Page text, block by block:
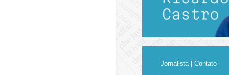
Jornalista | Contato